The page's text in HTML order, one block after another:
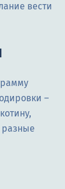
вести
–
разные